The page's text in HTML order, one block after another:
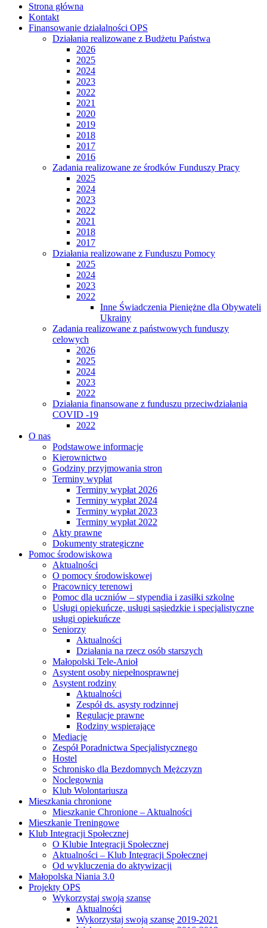
Strona główna
Kontakt
Finansowanie działalności OPS
Działania realizowane z Budżetu Państwa
2026
2025
2024
2023
2022
2021
2020
2019
2018
2017
2016
Zadania realizowane ze środków Funduszy Pracy
2025
2024
2023
2022
2021
2018
2017
Działania realizowane z Funduszu Pomocy
2025
2024
2023
2022
Inne Świadczenia Pieniężne dla Obywateli
Ukrainy
Zadania realizowane z państwowych funduszy
celowych
2026
2025
2024
2023
2022
Działania finansowane z funduszu przeciwdziałania
COVID -19
2022
O nas
Podstawowe informacje
Kierownictwo
Godziny przyjmowania stron
Terminy wypłat
Terminy wypłat 2026
Terminy wypłat 2024
Terminy wypłat 2023
Terminy wypłat 2022
Akty prawne
Dokumenty strategiczne
Pomoc środowiskowa
Aktualności
O pomocy środowiskowej
Pracownicy terenowi
Pomoc dla uczniów – stypendia i zasiłki szkolne
Usługi opiekuńcze, usługi sąsiedzkie i specjalistyczne
usługi opiekuńcze
Seniorzy
Aktualności
Działania na rzecz osób starszych
Małopolski Tele-Anioł
Asystent osoby niepełnosprawnej
Asystent rodziny
Aktualności
Zespół ds. asysty rodzinnej
Regulacje prawne
Rodziny wspierające
Mediacje
Zespół Poradnictwa Specjalistycznego
Hostel
Schronisko dla Bezdomnych Mężczyzn
Noclegownia
Klub Wolontariusza
Mieszkania chronione
Mieszkanie Chronione – Aktualności
Mieszkanie Treningowe
Klub Integracji Społecznej
O Klubie Integracji Społecznej
Aktualności – Klub Integracji Społecznej
Od wykluczenia do aktywizacji
Małopolska Niania 3.0
Projekty OPS
Wykorzystaj swoją szansę
Aktualności
Wykorzystaj swoją szansę 2019-2021